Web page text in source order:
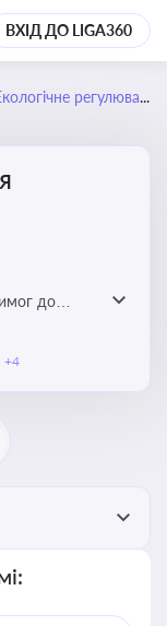
ВХІД ДО LIGA360
регулювання
до
+4